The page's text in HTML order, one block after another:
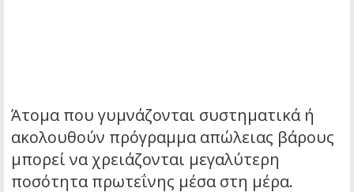
Άτομα που γυμνάζονται συστηματικά ή
ακολουθούν πρόγραμμα απώλειας βάρους
μπορεί να χρειάζονται μεγαλύτερη
ποσότητα πρωτεΐνης μέσα στη μέρα.